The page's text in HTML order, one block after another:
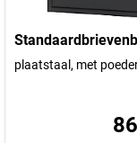
plaatstaal, met